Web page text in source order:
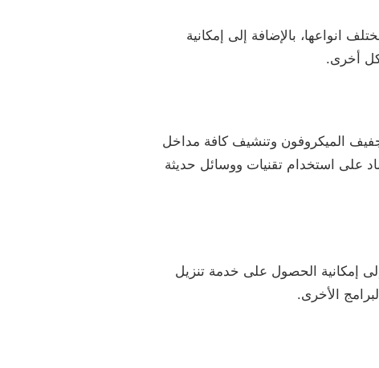
انواعها، بالإضافة إلى إمكانية
أخرى.
الميكروفون وتنشيف كافة مداخل
على استخدام تقنيات ووسائل حديثة
إمكانية الحصول على خدمة تنزيل
الأخرى.